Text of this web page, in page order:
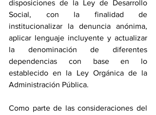
disposiciones de la Ley de Desarrollo
Social, con la finalidad de
institucionalizar la denuncia anónima,
aplicar lenguaje incluyente y actualizar
la denominación de diferentes
dependencias con base en lo
establecido en la Ley Orgánica de la
Administración Pública.
Como parte de las consideraciones del